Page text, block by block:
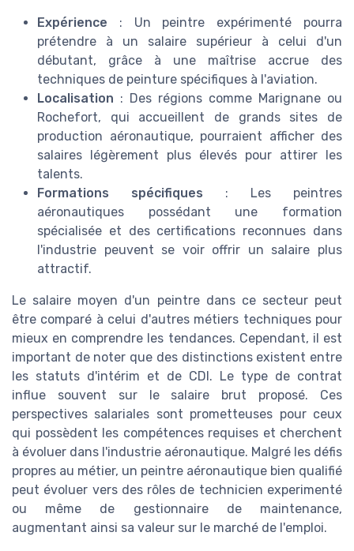
Expérience : Un peintre expérimenté pourra
prétendre à un salaire supérieur à celui d'un
débutant, grâce à une maîtrise accrue des
techniques de peinture spécifiques à l'aviation.
Localisation : Des régions comme Marignane ou
Rochefort, qui accueillent de grands sites de
production aéronautique, pourraient afficher des
salaires légèrement plus élevés pour attirer les
talents.
Formations spécifiques : Les peintres
aéronautiques possédant une formation
spécialisée et des certifications reconnues dans
l'industrie peuvent se voir offrir un salaire plus
attractif.
Le salaire moyen d'un peintre dans ce secteur peut
être comparé à celui d'autres métiers techniques pour
mieux en comprendre les tendances. Cependant, il est
important de noter que des distinctions existent entre
les statuts d'intérim et de CDI. Le type de contrat
influe souvent sur le salaire brut proposé. Ces
perspectives salariales sont prometteuses pour ceux
qui possèdent les compétences requises et cherchent
à évoluer dans l'industrie aéronautique. Malgré les défis
propres au métier, un peintre aéronautique bien qualifié
peut évoluer vers des rôles de technicien experimenté
ou même de gestionnaire de maintenance,
augmentant ainsi sa valeur sur le marché de l'emploi.